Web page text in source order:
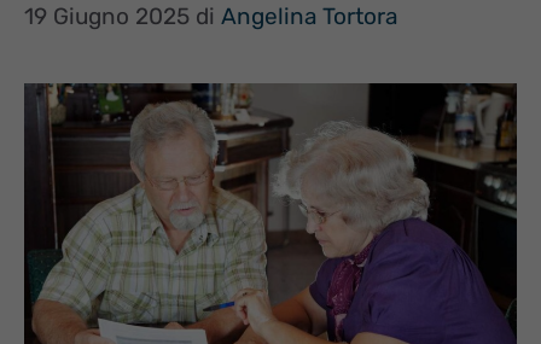
19 Giugno 2025 di Angelina Tortora